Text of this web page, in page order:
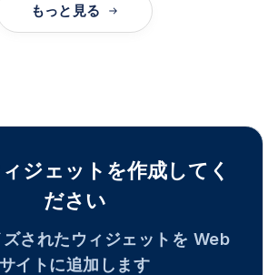
もっと見る
ジェットを作成してく
ださい
ズされたウィジェットを Web
サイトに追加します